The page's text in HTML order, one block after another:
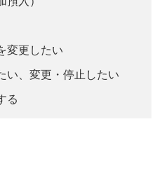
変更したい
い、変更・停止したい
る